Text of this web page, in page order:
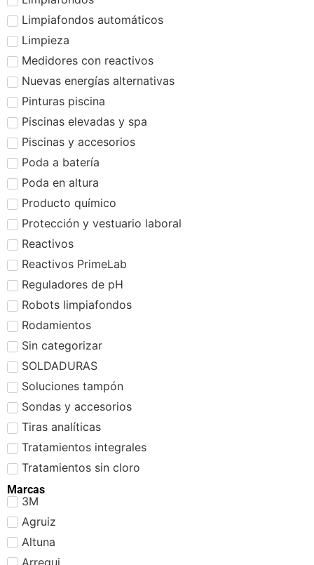
Limpiafondos automáticos
Limpieza
Medidores con reactivos
Nuevas energías alternativas
Pinturas piscina
Piscinas elevadas y spa
Piscinas y accesorios
Poda a batería
Poda en altura
Producto químico
Protección y vestuario laboral
Reactivos
Reactivos PrimeLab
Reguladores de pH
Robots limpiafondos
Rodamientos
Sin categorizar
SOLDADURAS
Soluciones tampón
Sondas y accesorios
Tiras analíticas
Tratamientos integrales
Tratamientos sin cloro
Marcas
3M
Agruiz
Altuna
Arregui